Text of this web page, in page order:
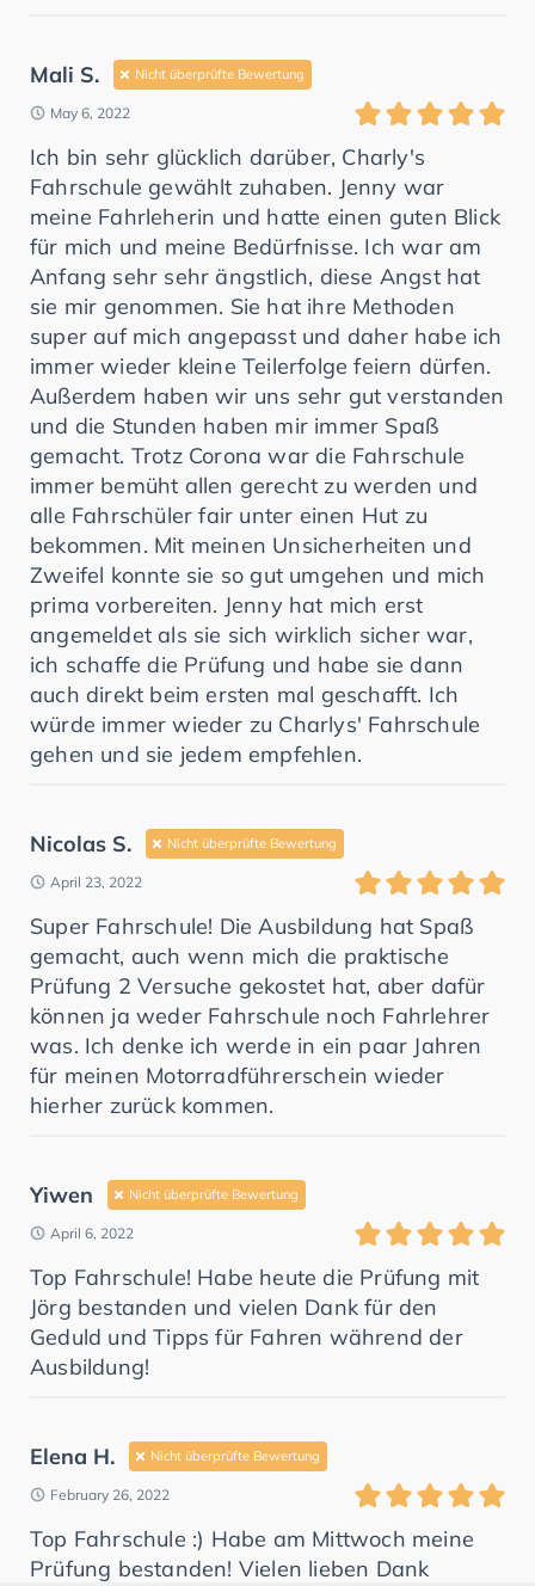
Mali S. Nicht überprüfte Bewertung
May 6, 2022
Ich bin sehr glücklich darüber, Charly's
Fahrschule gewählt zuhaben. Jenny war
meine Fahrleherin und hatte einen guten Blick
für mich und meine Bedürfnisse. Ich war am
Anfang sehr sehr ängstlich, diese Angst hat
sie mir genommen. Sie hat ihre Methoden
super auf mich angepasst und daher habe ich
immer wieder kleine Teilerfolge feiern dürfen.
Außerdem haben wir uns sehr gut verstanden
und die Stunden haben mir immer Spaß
gemacht. Trotz Corona war die Fahrschule
immer bemüht allen gerecht zu werden und
alle Fahrschüler fair unter einen Hut zu
bekommen. Mit meinen Unsicherheiten und
Zweifel konnte sie so gut umgehen und mich
prima vorbereiten. Jenny hat mich erst
angemeldet als sie sich wirklich sicher war,
ich schaffe die Prüfung und habe sie dann
auch direkt beim ersten mal geschafft. Ich
würde immer wieder zu Charlys' Fahrschule
gehen und sie jedem empfehlen.
Nicolas S. Nicht überprüfte Bewertung
April 23, 2022
Super Fahrschule! Die Ausbildung hat Spaß
gemacht, auch wenn mich die praktische
Prüfung 2 Versuche gekostet hat, aber dafür
können ja weder Fahrschule noch Fahrlehrer
was. Ich denke ich werde in ein paar Jahren
für meinen Motorradführerschein wieder
hierher zurück kommen.
Yiwen Nicht überprüfte Bewertung
April 6, 2022
Top Fahrschule! Habe heute die Prüfung mit
Jörg bestanden und vielen Dank für den
Geduld und Tipps für Fahren während der
Ausbildung!
Elena H. Nicht überprüfte Bewertung
February 26, 2022
Top Fahrschule :) Habe am Mittwoch meine
Prüfung bestanden! Vielen lieben Dank